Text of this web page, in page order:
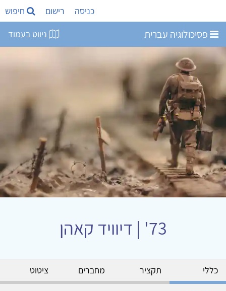
כניסה רישום חיפוש
פסיכולוגיה עברית ניווט בעמוד
73' | דיוויד קאהן
כללי תקציר מחברים ציטוט